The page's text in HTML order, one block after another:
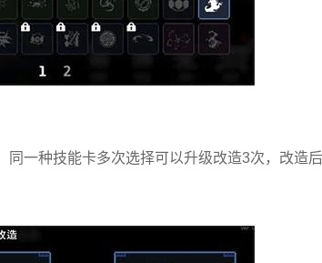
一种技能卡多次选择可以升级改造3次，改造